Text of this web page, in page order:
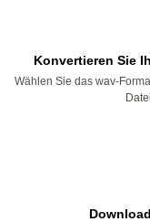
Konvertieren Sie
Wählen Sie das wav-